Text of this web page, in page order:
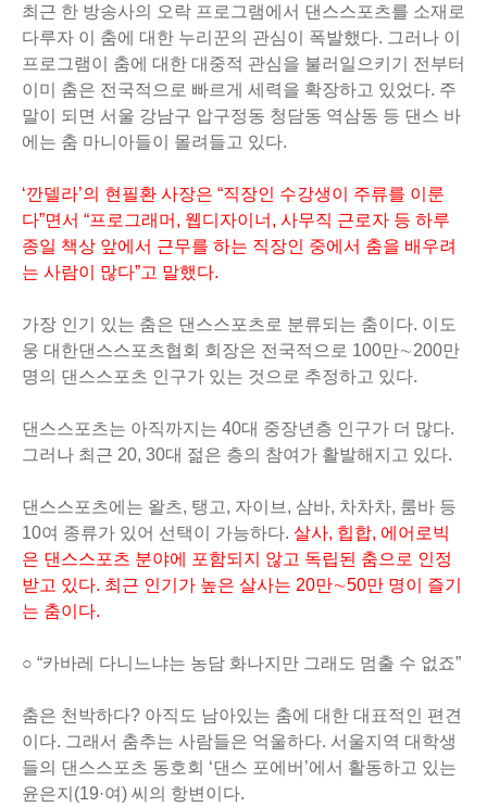
최근 한 방송사의 오락 프로그램에서 댄스스포츠를 소재로
다루자 이 춤에 대한 누리꾼의 관심이 폭발했다. 그러나 이
프로그램이 춤에 대한 대중적 관심을 불러일으키기 전부터
이미 춤은 전국적으로 빠르게 세력을 확장하고 있었다. 주
말이 되면 서울 강남구 압구정동 청담동 역삼동 등 댄스 바
에는 춤 마니아들이 몰려들고 있다.
‘깐델라’의 현필환 사장은 “직장인 수강생이 주류를 이룬
다”면서 “프로그래머, 웹디자이너, 사무직 근로자 등 하루
종일 책상 앞에서 근무를 하는 직장인 중에서 춤을 배우려
는 사람이 많다”고 말했다.
가장 인기 있는 춤은 댄스스포츠로 분류되는 춤이다. 이도
웅 대한댄스스포츠협회 회장은 전국적으로 100만∼200만
명의 댄스스포츠 인구가 있는 것으로 추정하고 있다.
댄스스포츠는 아직까지는 40대 중장년층 인구가 더 많다.
그러나 최근 20, 30대 젊은 층의 참여가 활발해지고 있다.
댄스스포츠에는 왈츠, 탱고, 자이브, 삼바, 차차차, 룸바 등
10여 종류가 있어 선택이 가능하다. 살사, 힙합, 에어로빅
은 댄스스포츠 분야에 포함되지 않고 독립된 춤으로 인정
받고 있다. 최근 인기가 높은 살사는 20만∼50만 명이 즐기
는 춤이다.
○ “카바레 다니느냐는 농담 화나지만 그래도 멈출 수 없죠”
춤은 천박하다? 아직도 남아있는 춤에 대한 대표적인 편견
이다. 그래서 춤추는 사람들은 억울하다. 서울지역 대학생
들의 댄스스포츠 동호회 ‘댄스 포에버’에서 활동하고 있는
윤은지(19·여) 씨의 항변이다.